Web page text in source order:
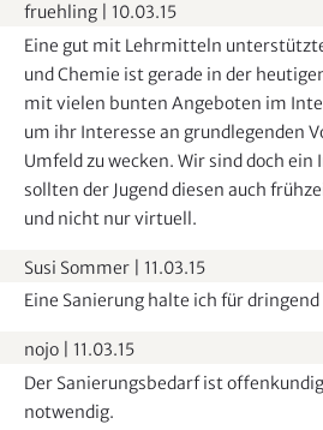
e
n
d
e
n
fruehling
10.03.15
Eine gut mit Lehrmitteln
und Chemie ist gerade in der
mit vielen bunten Angeboten im
um ihr Interesse an grundlegenden
Umfeld zu wecken. Wir sind doch
sollten der Jugend diesen auch
und nicht nur virtuell.
Susi Sommer
11.03.15
Eine Sanierung halte ich für
nojo
11.03.15
Der Sanierungsbedarf ist
notwendig.